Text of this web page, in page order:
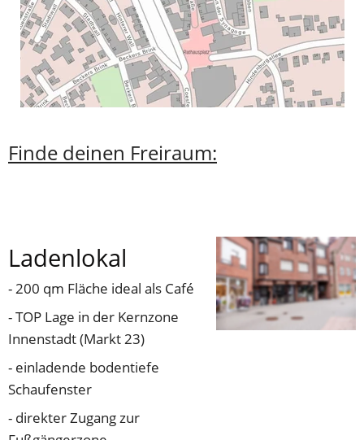
Finde deinen Freiraum:
Ladenlokal
- 200 qm Fläche ideal als Café
- TOP Lage in der Kernzone
Innenstadt (Markt 23)
- einladende bodentiefe
Schaufenster
- direkter Zugang zur